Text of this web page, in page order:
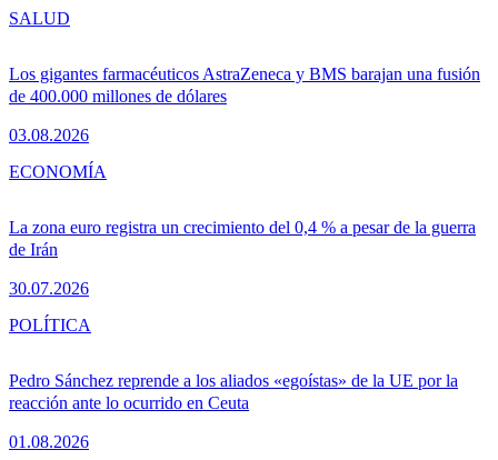
Los gigantes farmacéuticos AstraZeneca y BMS barajan una fusión
de 400.000 millones de dólares
03.08.2026
SALUD
La zona euro registra un crecimiento del 0,4 % a pesar de la guerra
de Irán
30.07.2026
ECONOMÍA
Pedro Sánchez reprende a los aliados «egoístas» de la UE por la
reacción ante lo ocurrido en Ceuta
01.08.2026
POLÍTICA